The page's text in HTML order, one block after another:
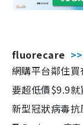
fluorecare
網購平台鄰住
要超低價$9.9
新型冠狀病毒